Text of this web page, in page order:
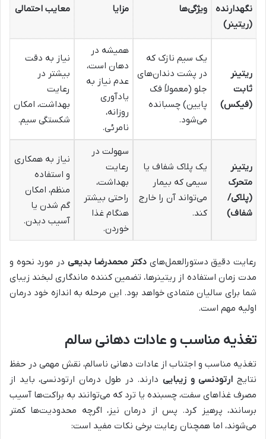
نگهدارنده
(ریتینر)
ویژگی‌ها مزایا معایب احتمالی
ریتینر
ثابت
(فیکس)
یک سیم نازک که
در پشت دندان‌های
جلو (معمولاً فک
پایین) چسبانده
می‌شود.
همیشه در
دهان است،
عدم نیاز به
یادآوری
روزانه،
نامرئی.
نیاز به دقت
بیشتر در
رعایت
بهداشت، امکان
شکستگی سیم.
ریتینر
متحرک
(پلاکی/
شفاف)
یک پلاک شفاف یا
سیمی که بیمار
می‌تواند آن را خارج
کند.
سهولت در
رعایت
بهداشت،
راحتی بیشتر
هنگام غذا
خوردن.
نیاز به همکاری
و استفاده
منظم، امکان
گم شدن یا
آسیب دیدن.
رعایت دقیق دستورالعمل‌های دکتر محمدرضا بدیعی در مورد نحوه و
مدت زمان استفاده از ریتینرها، تضمین کننده ماندگاری لبخند زیبای
شما برای سالیان متمادی خواهد بود. این مرحله به اندازه خود درمان
اولیه مهم است.
تغذیه مناسب و عادات دهانی سالم
تغذیه مناسب و اجتناب از عادات دهانی ناسالم، نقش مهمی در حفظ
نتایج ارتودنسی و زیبایی دارند. در طول درمان ارتودنسی، باید از
مصرف غذاهای سفت، چسبنده یا ترد که می‌توانند به براکت‌ها آسیب
برسانند، پرهیز کرد. پس از درمان نیز، اگرچه محدودیت‌ها کمتر
می‌شوند، اما همچنان رعایت برخی نکات مفید است: